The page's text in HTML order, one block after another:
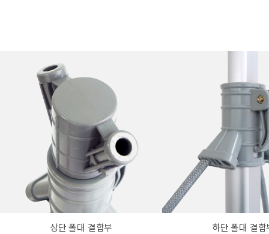
상단 폴대 결합부 하단 폴대 결합